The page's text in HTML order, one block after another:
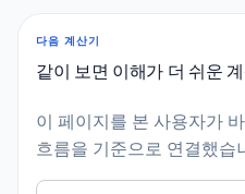
다음 계산기
같이 보면 이해가 더 쉬운 계
이 페이지를 본 사용자가
흐름을 기준으로 연결했습